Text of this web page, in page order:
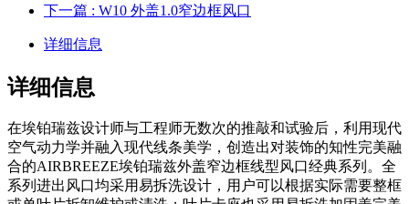
下一篇 : W10 外盖1.0窄边框风口
详细信息
详细信息
在埃铂瑞兹设计师与工程师无数次的推敲和试验后，利用现代
空气动力学并融入现代线条美学，创造出对装饰的知性完美融
合的AIRBREEZE埃铂瑞兹外盖窄边框线型风口经典系列。全
系列进出风口均采用易拆洗设计，用户可以根据实际需要整框